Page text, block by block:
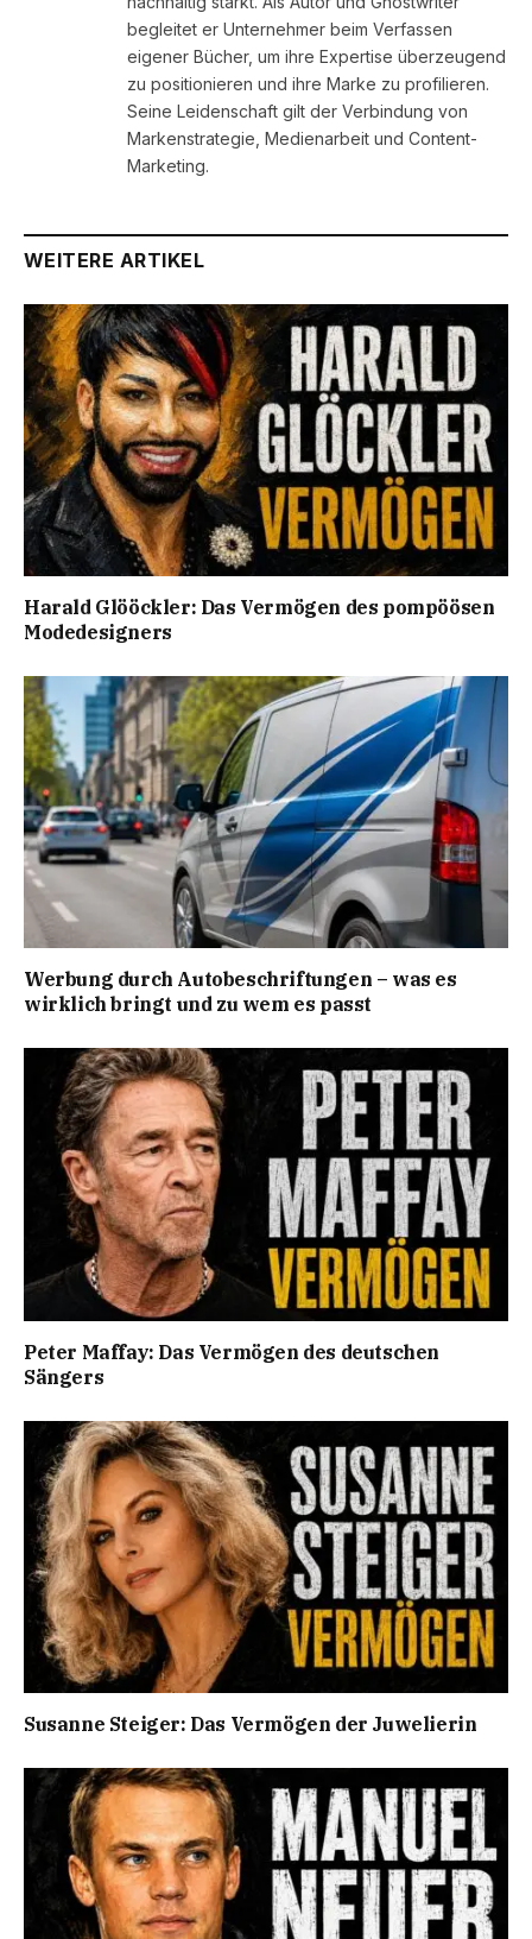
begleitet er Unternehmer beim Verfassen
eigener Bücher, um ihre Expertise überzeugend
zu positionieren und ihre Marke zu profilieren.
Seine Leidenschaft gilt der Verbindung von
Markenstrategie, Medienarbeit und Content-
Marketing.
WEITERE ARTIKEL
Harald Glööckler: Das Vermögen des pompöösen
Modedesigners
Werbung durch Autobeschriftungen – was es
wirklich bringt und zu wem es passt
Peter Maffay: Das Vermögen des deutschen
Sängers
Susanne Steiger: Das Vermögen der Juwelierin